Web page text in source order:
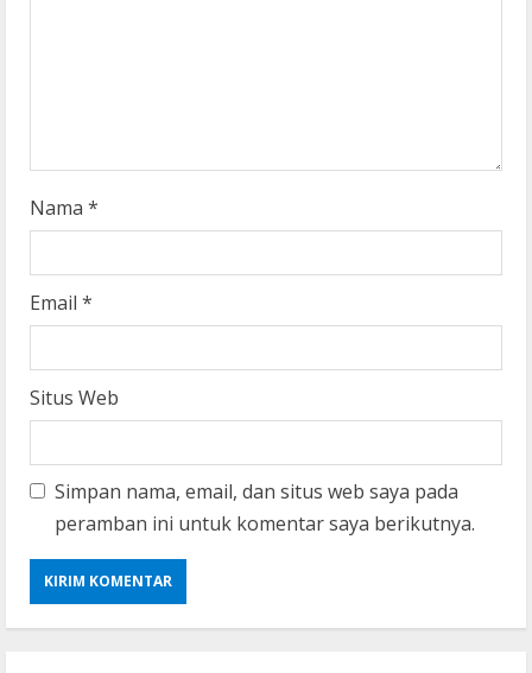
Nama *
Email *
Situs Web
Simpan nama, email, dan situs web saya pada
peramban ini untuk komentar saya berikutnya.